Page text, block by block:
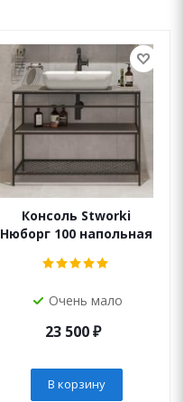
Консоль Stworki
Нюборг 100 напольная
Очень мало
23 500₽
В корзину